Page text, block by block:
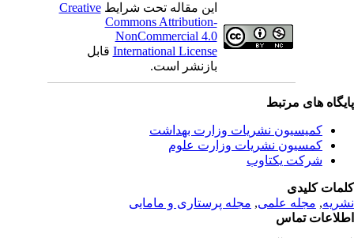
این مقاله تحت شرایطCreative
Commons Attribution-
NonCommercial 4.0
International Licenseقابل
بازنشر است.
های مرتبط
کمیسیون نشریات وزارت بهداشت
کمسیون نشریات وزارت علوم
شرکت یکتاوب
کلیدی
,مجله علمی, مجله پرستاری و مامایی
تماس